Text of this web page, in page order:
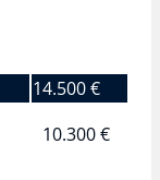
14.500 €
10.300 €